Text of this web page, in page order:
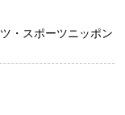
・スポーツニッポン